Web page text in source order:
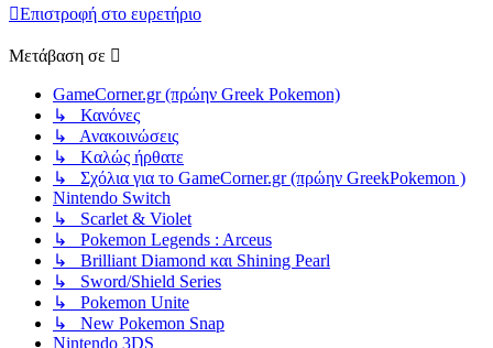
Επιστροφή στο ευρετήριο
Μετάβαση σε
GameCorner.gr (πρώην Greek Pokemon)
↳ Κανόνες
↳ Ανακοινώσεις
↳ Kαλώς ήρθατε
↳ Σχόλια για το GameCorner.gr (πρώην GreekPokemon )
Nintendo Switch
↳ Scarlet & Violet
↳ Pokemon Legends : Arceus
↳ Brilliant Diamond και Shining Pearl
↳ Sword/Shield Series
↳ Pokemon Unite
↳ New Pokemon Snap
Nintendo 3DS